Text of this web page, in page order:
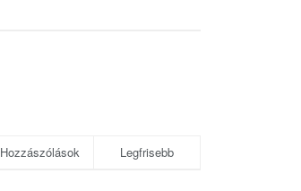
Hozzászólások Legfrisebb